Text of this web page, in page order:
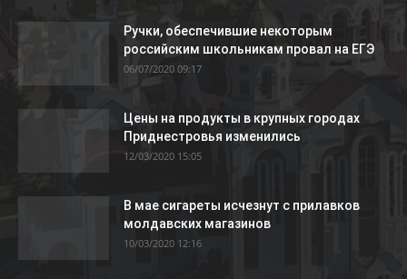
Ручки, обеспечившие некоторым
российским школьникам провал на ЕГЭ
06/07/2020 09:17
Цены на продукты в крупных городах
Приднестровья изменились
12/03/2020 15:05
В мае сигареты исчезнут с прилавков
молдавских магазинов
10/03/2020 12:16